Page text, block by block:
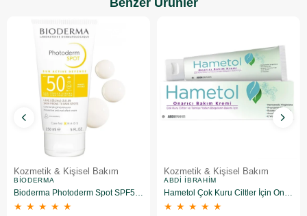
Benzer Ürünler
Kozmetik & Kişisel Bakım
BIODERMA
Bioderma Photoderm Spot SPF50+ 150 ml
★ ★ ★ ★ ★
Kozmetik & Kişisel Bakım
ABDI İBRAHIM
Hametol Çok Kuru Ciltler İçin Onarıcı Bakım Kremi 30 g
★ ★ ★ ★ ★